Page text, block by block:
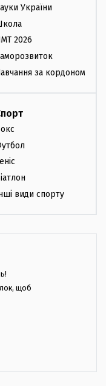
України
2026
за кордоном
види спорту
щоб